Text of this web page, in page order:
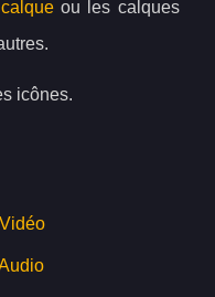
ou les calques
icônes.